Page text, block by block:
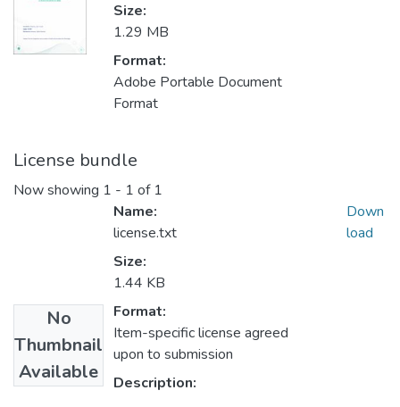
Size:
1.29 MB
Format:
Adobe Portable Document
Format
License bundle
Now showing 1 - 1 of 1
No
Thumbnail
Available
Name:
license.txt
Size:
1.44 KB
Format:
Item-specific license agreed
upon to submission
Description:
Down
load